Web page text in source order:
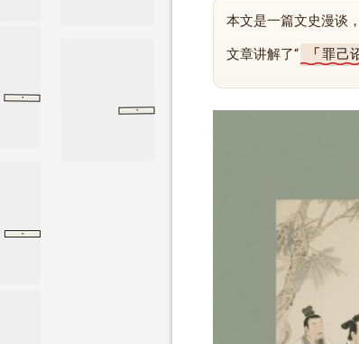
渊
·
路
·
尧曰
·
本文是一篇文史漫谈
文章讲解了“ 罪己